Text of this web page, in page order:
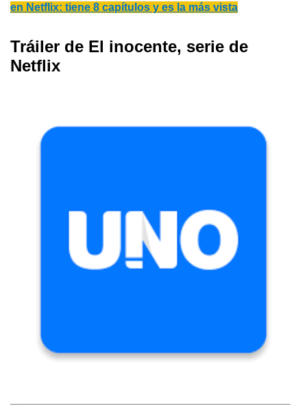
en Netflix: tiene 8 capítulos y es la más vista
Tráiler de El inocente, serie de
Netflix